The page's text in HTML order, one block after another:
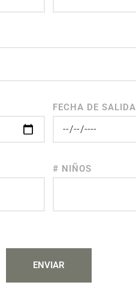
FECHA DE SALIDA
# NIÑOS
ENVIAR